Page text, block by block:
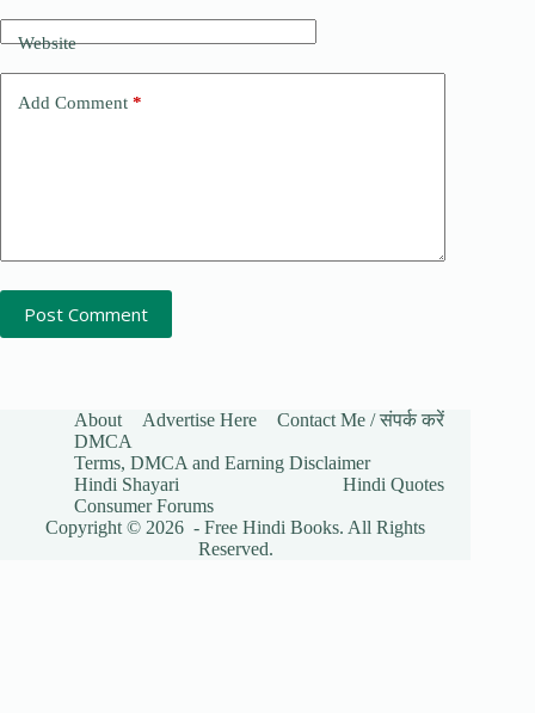
Website
Add Comment *
Post Comment
About Advertise Here
Contact Me / संपर्क करें
DMCA
Terms, DMCA and Earning Disclaimer
Hindi Shayari
Hindi Quotes
Consumer Forums
Copyright © 2026 - Free Hindi Books. All Rights
Reserved.